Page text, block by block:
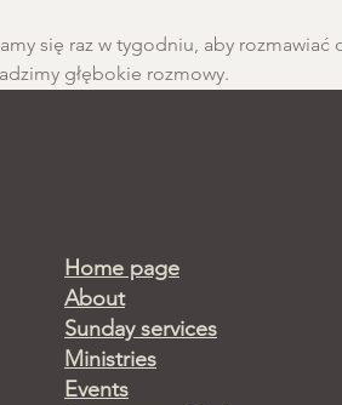
się raz w tygodniu, aby rozmawiać
głębokie rozmowy.
Home page
About
Sunday services
Ministries
Events